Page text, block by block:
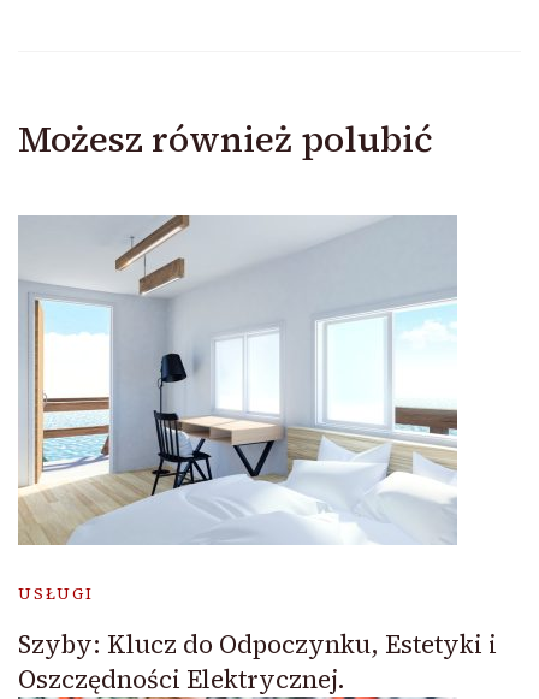
Możesz również polubić
USŁUGI
Szyby: Klucz do Odpoczynku, Estetyki i
Oszczędności Elektrycznej.